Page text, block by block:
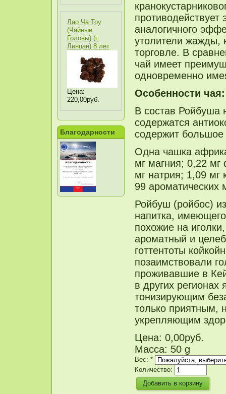
Лао Ча Тоу
(Чайные
Головы) (г.
Линцан) 8 лет
Цена:
220,00руб.
Благодарности
аналогичного
утолители жажды,
торговле. В
чай имеет
одновременно
Особенности чая:
В состав Ройбуша
содержатся
содержит большое
Одна чашка
мг магния; 0,22 мг
мг натрия; 1,09
99 ароматических
Ройбуш (ройбос)
напитка,
похожие на
ароматный и
готтентоты
позаимствовали
проживавшие в
в других
тонизирующим
только приятным,
укрепляющим
Цена: 0,00руб.
Масса: 50 g
Вес: *
Количество: